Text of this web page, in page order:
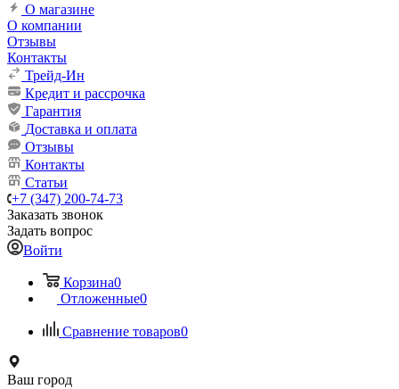
О магазине
О компании
Отзывы
Контакты
Трейд-Ин
Кредит и рассрочка
Гарантия
Доставка и оплата
Отзывы
Контакты
Статьи
+7 (347) 200-74-73
Заказать звонок
Задать вопрос
Войти
Корзина0
Отложенные0
Сравнение товаров0
Ваш город